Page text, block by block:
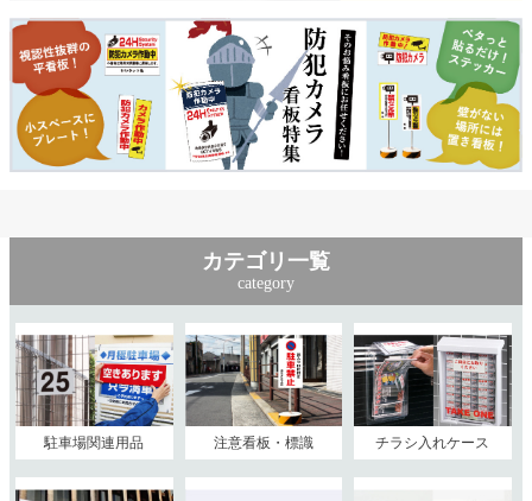
カテゴリ一覧
category
駐車場関連用品 注意看板・標識 チラシ入れケース